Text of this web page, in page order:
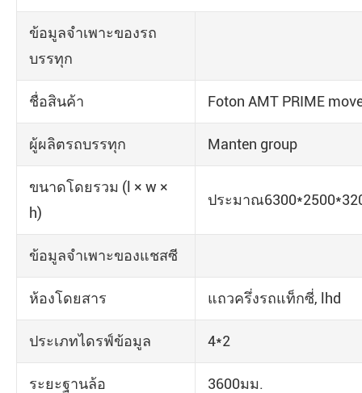
ข้อมูลจำเพาะของรถ
บรรทุก
ชื่อสินค้า Foton AMT PRIME
ผู้ผลิตรถบรรทุก Manten group
ขนาดโดยรวม (l × w ×
h)
ประมาณ
ข้อมูลจำเพาะของแชสซี
ห้องโดยสาร แถวครึ่งรถแท็กซี่, lhd
ประเภทไดรฟ์ข้อมูล 4*2
ระยะฐานล้อ 3600มม.